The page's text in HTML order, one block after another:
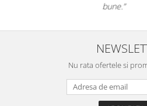
pentru orice stăpân
Nu rata ofertele si